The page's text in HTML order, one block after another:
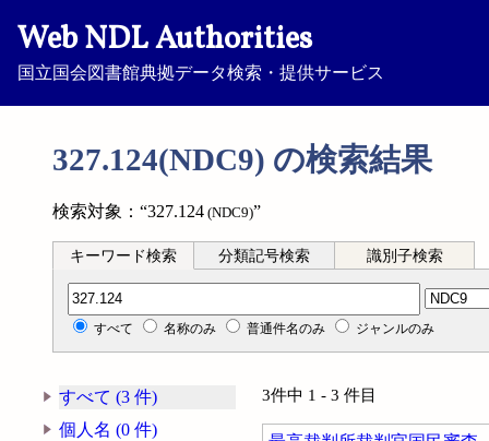
Web NDL Authorities
国立国会図書館典拠データ検索・提供サービス
327.124(NDC9) の検索結果
検索対象：“327.124 (NDC9)”
キーワード検索 分類記号検索 識別子検索
分類記号検索
すべて 名称のみ 普通件名のみ ジャンルのみ
すべて (3 件)
個人名 (0 件)
3件中 1 - 3 件目